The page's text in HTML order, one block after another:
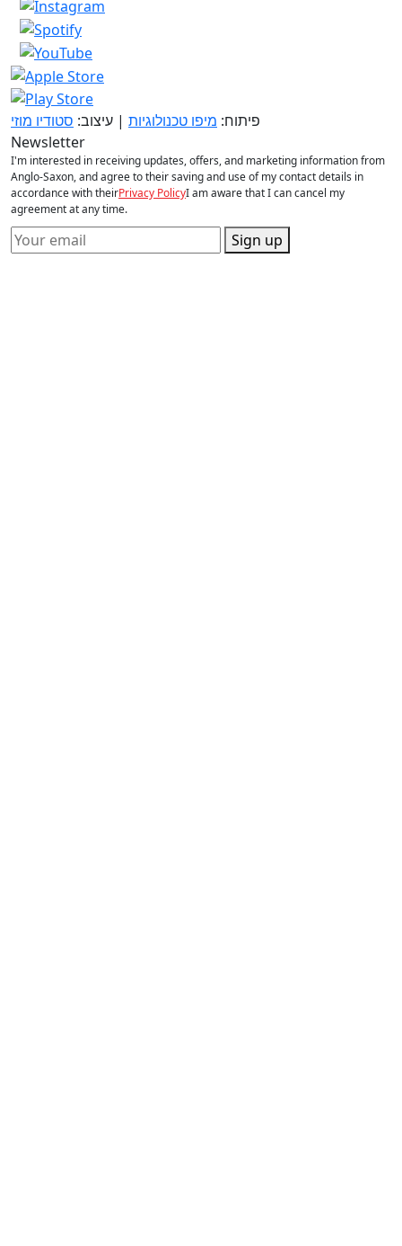
פיתוח: מיפו טכנולוגיות | עיצוב: סטודיו מוזי
Newsletter
I'm interested in receiving updates, offers, and marketing information from
Anglo-Saxon, and agree to their saving and use of my contact details in
accordance with theirPrivacy PolicyI am aware that I can cancel my
agreement at any time.
Sign up